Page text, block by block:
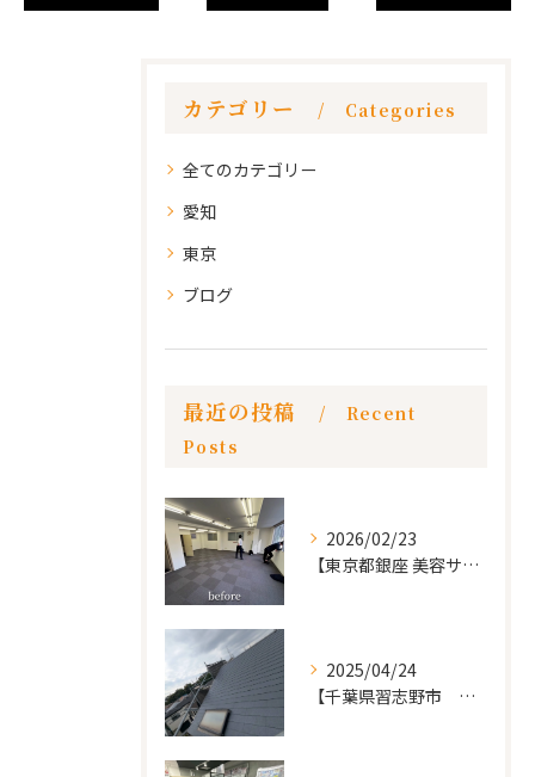
カテゴリー Categories
全てのカテゴリー
愛知
東京
ブログ
最近の投稿
Recent
Posts
2026/02/23
【東京都銀座 美容サロン店舗工事】
2025/04/24
【千葉県習志野市 戸建て 屋根の葺き替え工事】